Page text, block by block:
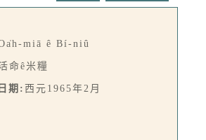
miā ê Bí-niû
命ê米糧
期: 西元1965年2月